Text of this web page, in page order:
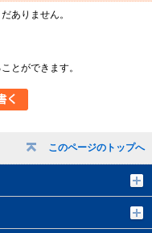
このページのトップへ
ありません。
とができます。